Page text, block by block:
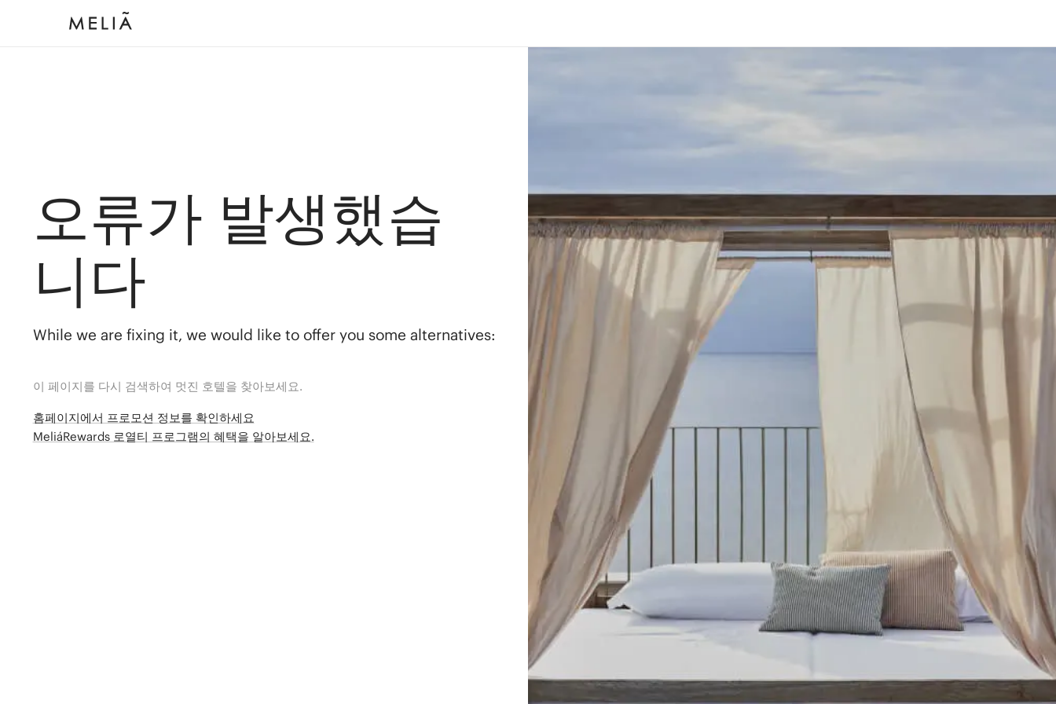
오류가 발생했습
니다
While we are fixing it, we would like to offer you some alternatives:
이 페이지를 다시 검색하여 멋진 호텔을 찾아보세요.
홈페이지에서 프로모션 정보를 확인하세요
MeliáRewards 로열티 프로그램의 혜택을 알아보세요.